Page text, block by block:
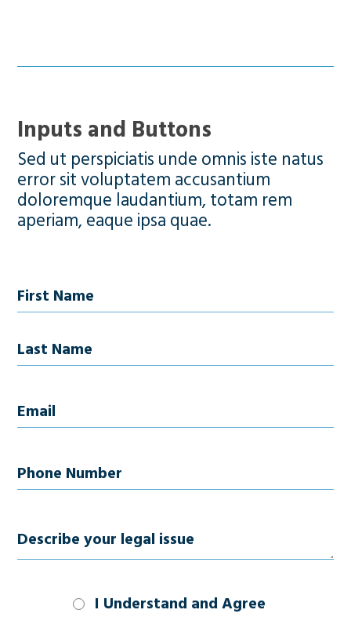
Inputs and Buttons
Sed ut perspiciatis unde omnis iste natus
error sit voluptatem accusantium
doloremque laudantium, totam rem
aperiam, eaque ipsa quae.
Name
Email
Phone
Describe
I UnderstandI Understand and Agree